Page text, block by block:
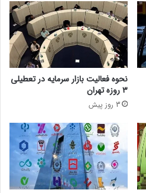
نحوه فعالیت بازار سرمایه در تعطیلی
۳ روزه تهران
3 روز پیش